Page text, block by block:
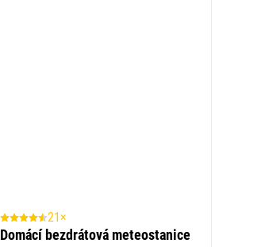
21×
Domácí bezdrátová meteostanice